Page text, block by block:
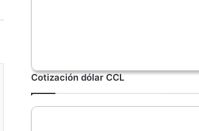
Cotización dólar CCL